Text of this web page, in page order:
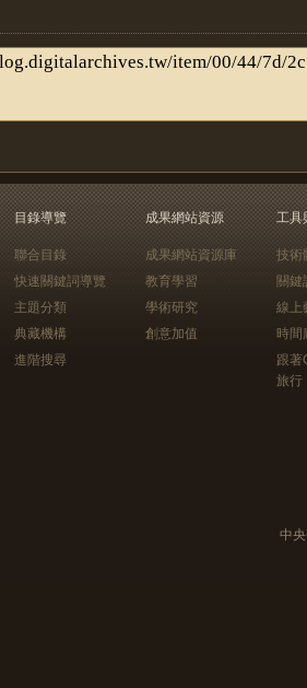
目錄導覽
聯合目錄
快速關鍵詞導覽
主題分類
典藏機構
進階搜尋
成果網站資源
成果網站資源庫
教育學習
學術研究
創意加值
工具
技術
關鍵
線上
時間
跟
旅行
中